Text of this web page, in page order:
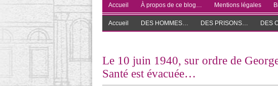
Accueil À propos de ce blog… Mentions légales
Accueil DES HOMMES… DES PRISONS… DES
Le 10 juin 1940, sur ordre de
Santé est évacuée…